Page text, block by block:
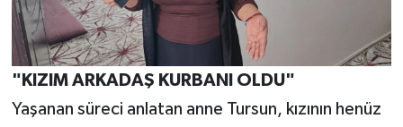
"KIZIM ARKADAŞ KURBANI OLDU"
Yaşanan süreci anlatan anne Tursun, kızının henüz